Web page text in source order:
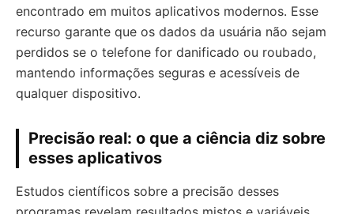
encontrado em muitos aplicativos modernos. Esse
recurso garante que os dados da usuária não sejam
perdidos se o telefone for danificado ou roubado,
mantendo informações seguras e acessíveis de
qualquer dispositivo.
Precisão real: o que a ciência diz sobre
esses aplicativos
Estudos científicos sobre a precisão desses